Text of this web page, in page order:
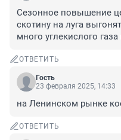
Сезонное повышение
скотину на луга
много углекислого
ОТВЕТИТЬ
Гость
23 февраля 2025, 14:33
на Ленинском рынке
ОТВЕТИТЬ